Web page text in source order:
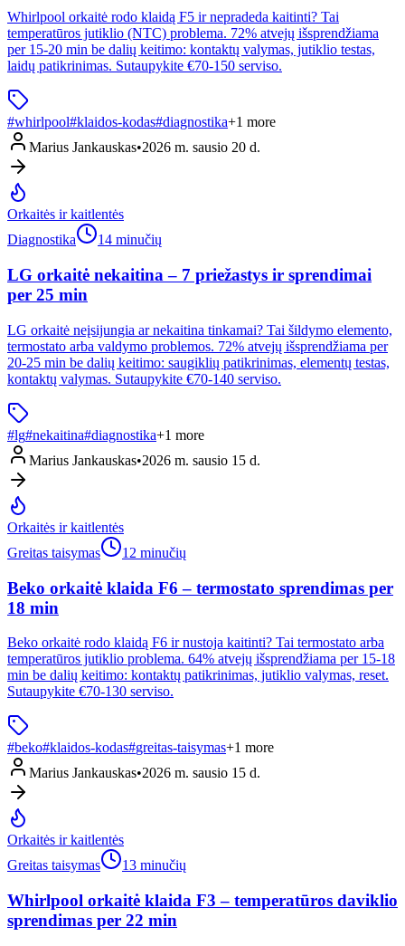
Whirlpool orkaitė rodo klaidą F5 ir nepradeda kaitinti? Tai
temperatūros jutiklio (NTC) problema. 72% atvejų išsprendžiama
per 15-20 min be dalių keitimo: kontaktų valymas, jutiklio testas,
laidų patikrinimas. Sutaupykite €70-150 serviso.
#whirlpool#klaidos-kodas#diagnostika+1 more
Marius Jankauskas•2026 m. sausio 20 d.
Orkaitės ir kaitlentės
Diagnostika
14 minučių
LG orkaitė nekaitina – 7 priežastys ir sprendimai
per 25 min
LG orkaitė neįsijungia ar nekaitina tinkamai? Tai šildymo elemento,
termostato arba valdymo problemos. 72% atvejų išsprendžiama per
20-25 min be dalių keitimo: saugiklių patikrinimas, elementų testas,
kontaktų valymas. Sutaupykite €70-140 serviso.
#lg#nekaitina#diagnostika+1 more
Marius Jankauskas•2026 m. sausio 15 d.
Orkaitės ir kaitlentės
Greitas taisymas
12 minučių
Beko orkaitė klaida F6 – termostato sprendimas per
18 min
Beko orkaitė rodo klaidą F6 ir nustoja kaitinti? Tai termostato arba
temperatūros jutiklio problema. 64% atvejų išsprendžiama per 15-18
min be dalių keitimo: kontaktų patikrinimas, jutiklio valymas, reset.
Sutaupykite €70-130 serviso.
#beko#klaidos-kodas#greitas-taisymas+1 more
Marius Jankauskas•2026 m. sausio 15 d.
Orkaitės ir kaitlentės
Greitas taisymas
13 minučių
Whirlpool orkaitė klaida F3 – temperatūros daviklio
sprendimas per 22 min